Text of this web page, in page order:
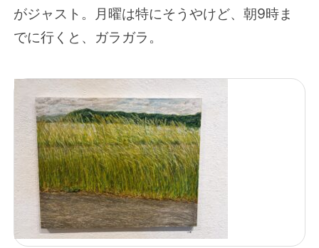
がジャスト。月曜は特にそうやけど、朝9時ま
でに行くと、ガラガラ。